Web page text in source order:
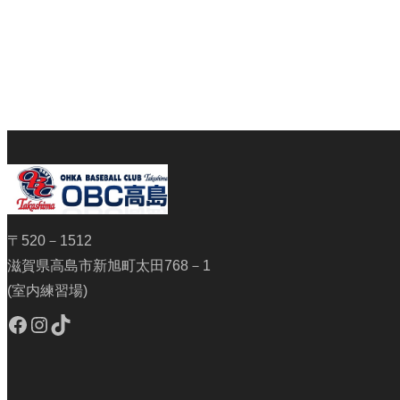
〒520－1512
滋賀県高島市新旭町太田768－1
(室内練習場)
Facebook Instagram TikTok